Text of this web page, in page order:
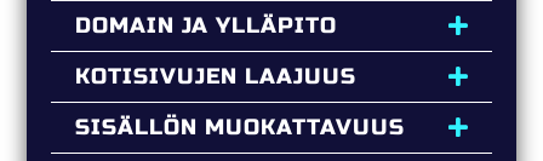
DOMAIN JA YLLÄPITO
KOTISIVUJEN LAAJUUS
SISÄLLÖN MUOKATTAVUUS